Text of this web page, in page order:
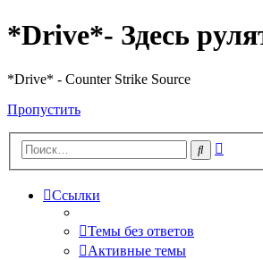
*Drive*- Здесь
*Drive* - Counter Strike Source
Пропустить
Поиск
Ссылки
Темы без ответов
Активные темы